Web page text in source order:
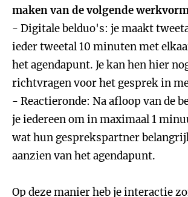
maken van de volgende
- Digitale belduo's: je maakt
ieder tweetal 10 minuten met
het agendapunt. Je kan hen hier
richtvragen voor het gesprek in
- Reactieronde: Na afloop van de
je iedereen om in maximaal 1
wat hun gesprekspartner
aanzien van het agendapunt.
Op deze manier heb je interactie